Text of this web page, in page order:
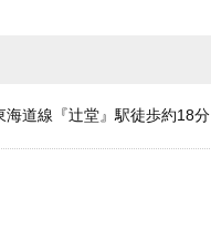
道線『辻堂』駅徒歩約18分